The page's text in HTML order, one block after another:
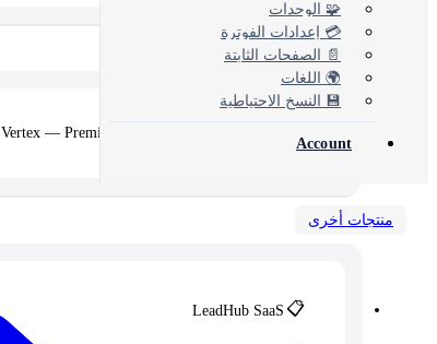
Vertex — Premium B2B & Wholesale Theme
منتجات أخرى
📋
LeadHub SaaS
🧩 الوحدات
💳 إعدادات الفوترة
📄 الصفحات الثابتة
🌍 اللغات
💾 النسخ الاحتياطية
Account